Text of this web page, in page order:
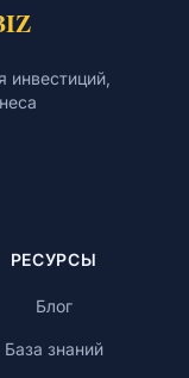
инвестиций,
РЕСУРСЫ
Блог
База знаний